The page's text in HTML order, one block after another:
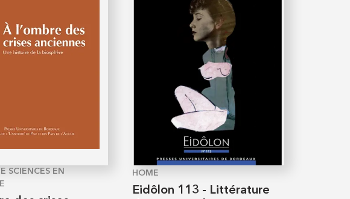
SCIENCES EN
HOME
Eidôlon 113 - Littérature